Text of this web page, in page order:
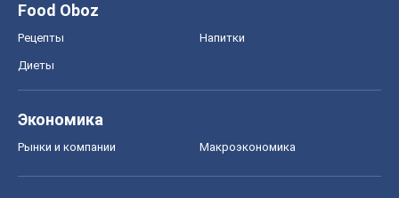
Food Oboz
Рецепты Напитки
Диеты
Экономика
Рынки и компании Mакроэкономика